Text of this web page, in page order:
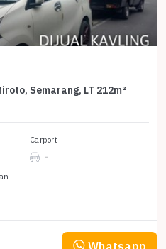
Semarang, LT 212m²
Carport
-
Whatsapp